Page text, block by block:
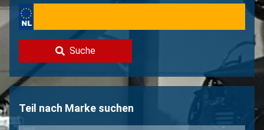
Über uns
Volvo Verkaufen?
Nicht gefunden?
Suche
Teil nach Marke suchen